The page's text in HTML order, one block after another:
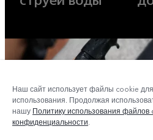
Наш сайт использует файлы cookie
использования. Продолжая
нашу Политику использования файлов
конфиденциальности.